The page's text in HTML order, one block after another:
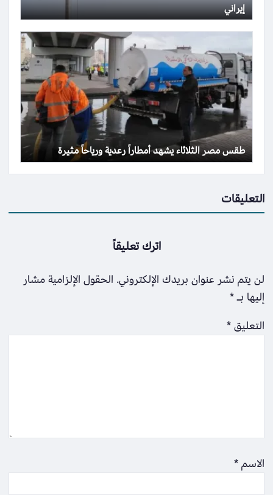
إيراني
طقس مصر الثلاثاء يشهد أمطاراً رعدية ورياحاً مثيرة
التعليقات
اترك تعليقاً
لن يتم نشر عنوان بريدك الإلكتروني. الحقول الإلزامية مشار
إليها بـ*
التعليق*
الاسم*